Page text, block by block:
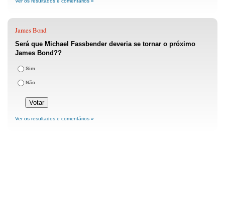
James Bond
Será que Michael Fassbender deveria se tornar o próximo
James Bond??
Sim
Não
Ver os resultados e comentários »